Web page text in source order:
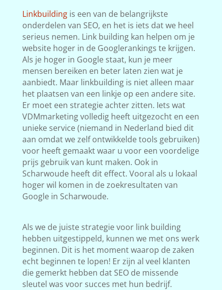
Linkbuildingis een van de belangrijkste
onderdelen van SEO, en het is iets dat we heel
serieus nemen. Link building kan helpen om je
website hoger in de Googlerankings te krijgen.
Als je hoger in Google staat, kun je meer
mensen bereiken en beter laten zien wat je
aanbiedt. Maar linkbuilding is niet alleen maar
het plaatsen van een linkje op een andere site.
Er moet een strategie achter zitten. Iets wat
VDMmarketing volledig heeft uitgezocht en een
unieke service (niemand in Nederland bied dit
aan omdat we zelf ontwikkelde tools gebruiken)
voor heeft gemaakt waar u voor een voordelige
prijs gebruik van kunt maken. Ook in
Scharwoude heeft dit effect. Vooral als u lokaal
hoger wil komen in de zoekresultaten van
Google in Scharwoude.
Als we de juiste strategie voor link building
hebben uitgestippeld, kunnen we met ons werk
beginnen. Dit is het moment waarop de zaken
echt beginnen te lopen! Er zijn al veel klanten
die gemerkt hebben dat SEO de missende
sleutel was voor succes met hun bedrijf.